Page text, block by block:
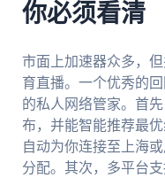
你必须看清
市面上加速器众多，
育直播。一个优秀的
的私人网络管家。首
布，并能智能推荐最
自动为你连接至上海
分配。其次，多平台